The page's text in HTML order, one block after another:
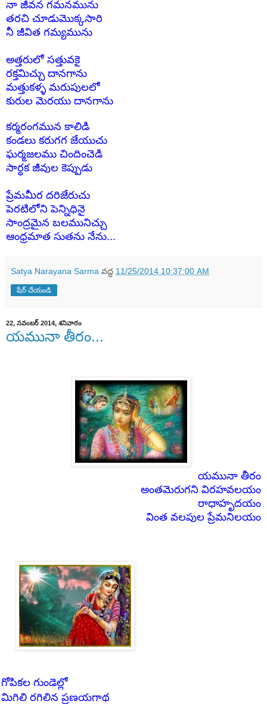
నా జీవన గమనమును
తరచి చూడుమొక్కసారి
నీ జీవిత గమ్యమును
అత్తరులో సత్తువకై
రక్తమిచ్చు దానగాను
మత్తుకళ్ళ మరుపులలో
కురుల మెరయు దానగాను
కర్మరంగమున కాలిడి
కండలు కరుగగ జేయుచు
ఘర్మజలము చిందించెడి
సార్ధక జీవుల కెప్పుడు
ప్రేమమీర దరిజేరుచు
పెరటిలోని పెన్నిధినై
సాంద్రమైన బలమునిచ్చు
ఆంధ్రమాత సుతను నేను...
Satya Narayana Sarma వద్ద 11/25/2014 10:37:00 AM
షేర్ చేయండి
22, నవంబర్ 2014, శనివారం
యమునా తీరం...
యమునా తీరం
అంతమెరుగని విరహవలయం
రాధాహృదయం
వింత వలపుల ప్రేమనిలయం
గోపికల గుండెల్లో
మిగిలి రగిలిన ప్రణయగాథ